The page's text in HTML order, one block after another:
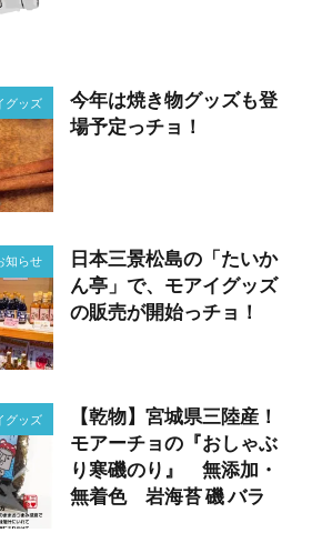
グッズ
今年は焼き物グッズも登
場予定っチョ！
知らせ
日本三景松島の「たいか
ん亭」で、モアイグッズ
の販売が開始っチョ！
グッズ
【乾物】宮城県三陸産！
モアーチョの『おしゃぶ
り寒磯のり』 無添加・
無着色 岩海苔 磯 バラ